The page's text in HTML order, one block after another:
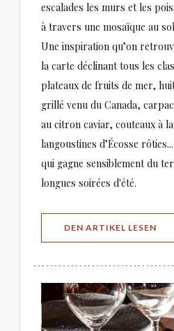
escalades les murs et les
à travers une mosaïque au
Une inspiration qu’on
la carte déclinant tous les
plateaux de fruits de mer,
grillé venu du Canada,
au citron caviar, couteaux à
langoustines d’Écosse
qui gagne sensiblement du
longues soirées d'été.
DEN ARTIKEL LESEN